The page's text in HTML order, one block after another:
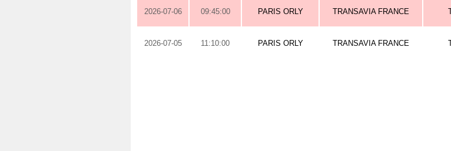
2026-07-06 09:45:00 PARIS ORLY TRANSAVIA FRANCE
2026-07-05 11:10:00 PARIS ORLY TRANSAVIA FRANCE